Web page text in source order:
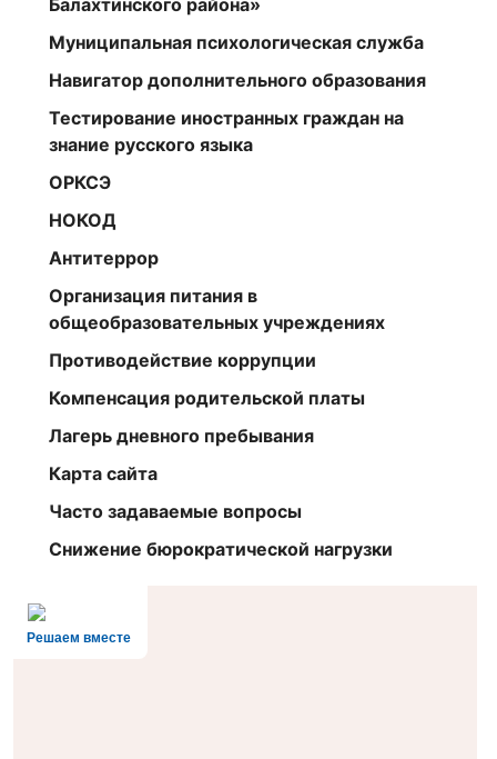
Балахтинского района»
Муниципальная психологическая служба
Навигатор дополнительного образования
Тестирование иностранных граждан на
знание русского языка
ОРКСЭ
НОКОД
Антитеррор
Организация питания в
общеобразовательных учреждениях
Противодействие коррупции
Компенсация родительской платы
Лагерь дневного пребывания
Карта сайта
Часто задаваемые вопросы
Снижение бюрократической нагрузки
Решаем вместе